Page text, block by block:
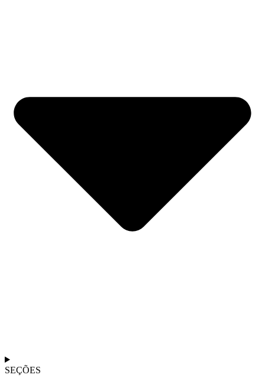
SEÇÕES